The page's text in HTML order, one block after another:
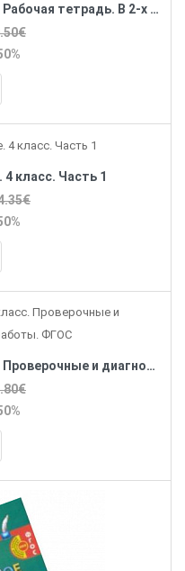
Литературное чтение. 4 класс. Рабочая тетрадь. В 2-х частях. Часть 1. ФГОС
класс. Часть 1
Литературное чтение. 2 класс. Проверочные и диагностические работы. ФГОС